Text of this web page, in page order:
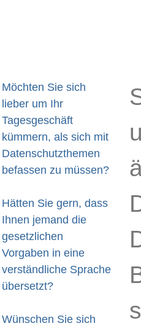
Möchten Sie sich
lieber um Ihr
Tagesgeschäft
kümmern, als sich mit
Datenschutzthemen
befassen zu müssen?
Hätten Sie gern, dass
Ihnen jemand die
gesetzlichen
Vorgaben in eine
verständliche Sprache
übersetzt?
Wünschen Sie sich